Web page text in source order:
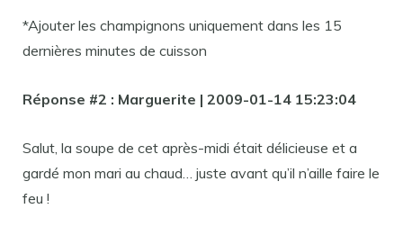
*Ajouter les champignons uniquement dans les 15
dernières minutes de cuisson
Réponse #2 : Marguerite | 2009-01-14 15:23:04
Salut, la soupe de cet après-midi était délicieuse et a
gardé mon mari au chaud… juste avant qu’il n’aille faire le
feu !